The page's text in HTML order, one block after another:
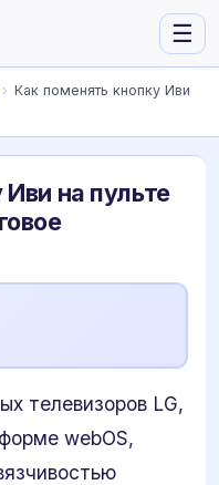
☰
› Как поменять кнопку Иви
на пульте
телевизоров LG,
webOS,